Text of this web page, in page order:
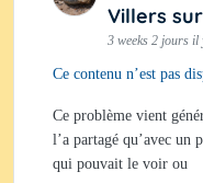
Villers
3 weeks 2 jours il
Ce contenu n’est pas
Ce problème vient
l’a partagé qu’avec un
qui pouvait le voir ou